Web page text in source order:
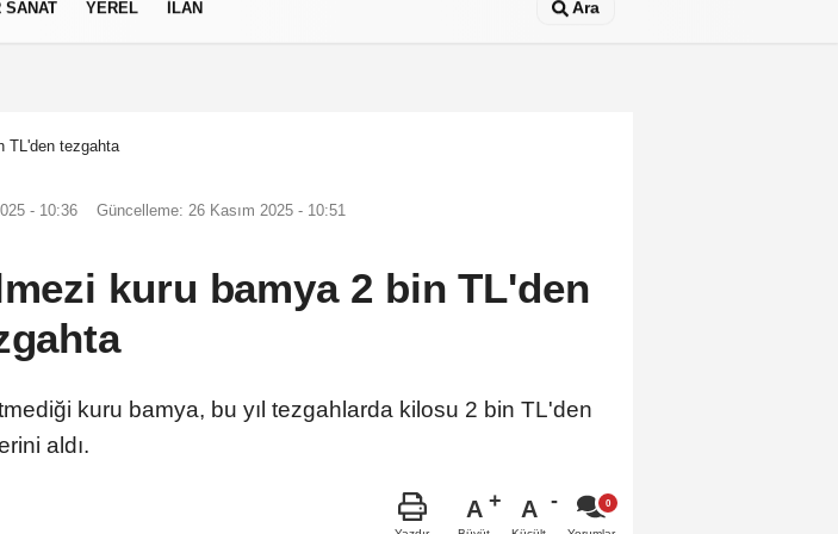
SANAT YEREL İLAN Ara
TL'den tezgahta
- 10:36 Güncelleme: 26 Kasım 2025 - 10:51
kuru bamya 2 bin TL'den
kuru bamya, bu yıl tezgahlarda kilosu 2 bin TL'den
aldı.
A A